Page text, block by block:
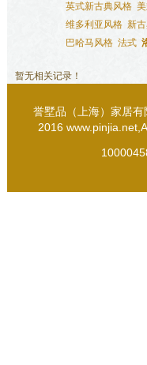
英式新古典风格
维多利亚风格 新
巴哈马风格 法式
暂无相关记录！
誉墅品（上海）家居
2016